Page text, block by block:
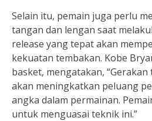
Selain itu, pemain juga perlu
tangan dan lengan saat
release yang tepat akan
kekuatan tembakan. Kobe
basket, mengatakan,
akan meningkatkan peluang
angka dalam permainan.
untuk menguasai teknik ini.”